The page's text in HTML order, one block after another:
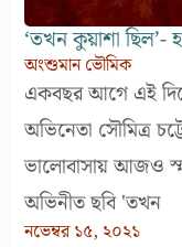
‘তখন কুয়াশা ছিল’-
অংশুমান ভৌমিক
একবছর আগে এই
অভিনেতা সৌমিত্র
ভালোবাসায় আজও
অভিনীত ছবি 'তখন
নভেম্বর ১৫, ২০২১